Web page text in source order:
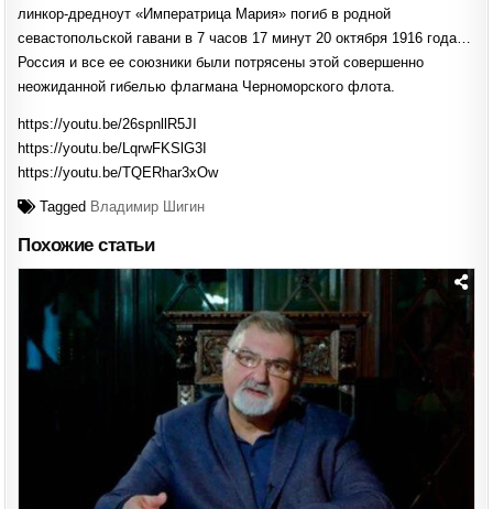
линкор-дредноут «Императрица Мария» погиб в родной
севастопольской гавани в 7 часов 17 минут 20 октября 1916 года…
Россия и все ее союзники были потрясены этой совершенно
неожиданной гибелью флагмана Черноморского флота.
https://youtu.be/26spnllR5JI
https://youtu.be/LqrwFKSlG3I
https://youtu.be/TQERhar3xOw
Tagged Владимир Шигин
Похожие статьи
Posted